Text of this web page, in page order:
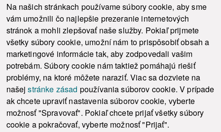
Na našich stránkach používame súbory cookie, aby sme
vám umožnili čo najlepšie prezeranie internetových
stránok a mohli zlepšovať naše služby. Pokiaľ prijmete
všetky súbory cookie, umožní nám to prispôsobiť obsah a
marketingové informácie tak, aby zodpovedali vašim
potrebám. Súbory cookie nám taktiež pomáhajú riešiť
problémy, na ktoré môžete naraziť. Viac sa dozviete na
našejstránke zásad používania súborov cookie. V prípade
ak chcete upraviť nastavenia súborov cookie, vyberte
možnosť "Spravovať". Pokiaľ chcete prijať všetky súbory
cookie a pokračovať, vyberte možnosť "Prijať".
Odoslať
© 2021-2026 ku.sk. Všetky práva vyhradené. | Ochrana osobných údajov
Vyhlásenie o prístupnosti |
Admin
This site is protected by reCAPTCHA and the Google Privacy Policy and Terms of
Service
apply.